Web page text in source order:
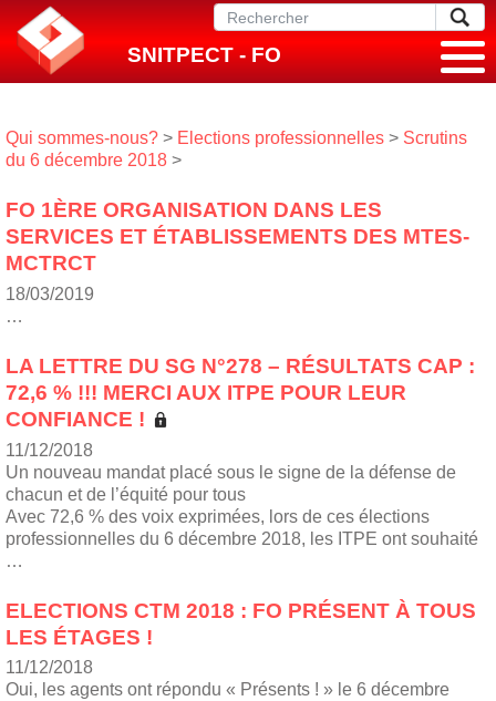
SNITPECT - FO
Qui sommes-nous? > Elections professionnelles > Scrutins
du 6 décembre 2018 >
FO 1ÈRE ORGANISATION DANS LES
SERVICES ET ÉTABLISSEMENTS DES MTES-
MCTRCT
18/03/2019
…
LA LETTRE DU SG N°278 – RÉSULTATS CAP :
72,6 % !!! MERCI AUX ITPE POUR LEUR
CONFIANCE !
11/12/2018
Un nouveau mandat placé sous le signe de la défense de
chacun et de l’équité pour tous
Avec 72,6 % des voix exprimées, lors de ces élections
professionnelles du 6 décembre 2018, les ITPE ont souhaité
…
ELECTIONS CTM 2018 : FO PRÉSENT À TOUS
LES ÉTAGES !
11/12/2018
Oui, les agents ont répondu « Présents ! » le 6 décembre